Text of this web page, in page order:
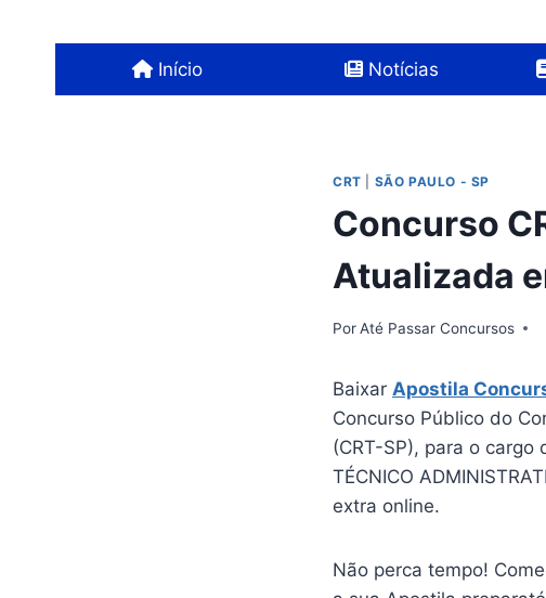
Conteúdo
Início Notícias
CRT SÃO PAULO - SP
Concurso
Atualizada
PorAté Passar Concursos
Baixar Apostila
Concurso Público do
(CRT-SP), para o cargo
TÉCNICO
extra online.
Não perca tempo!